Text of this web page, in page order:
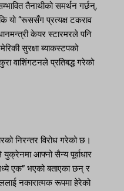
तैनाथीको समर्थन गर्छन्,
यो “रूससँग प्रत्यक्ष टकराव
केयर स्टारमरले पनि
सुरक्षा ब्याकस्टपको
वाशिंगटनले प्रतिबद्ध गरेको
निरन्तर विरोध गरेको छ।
आफ्नो सैन्य पूर्वाधार
एक” भएको बताएका छन् र
नकारात्मक रूपमा हेरेको